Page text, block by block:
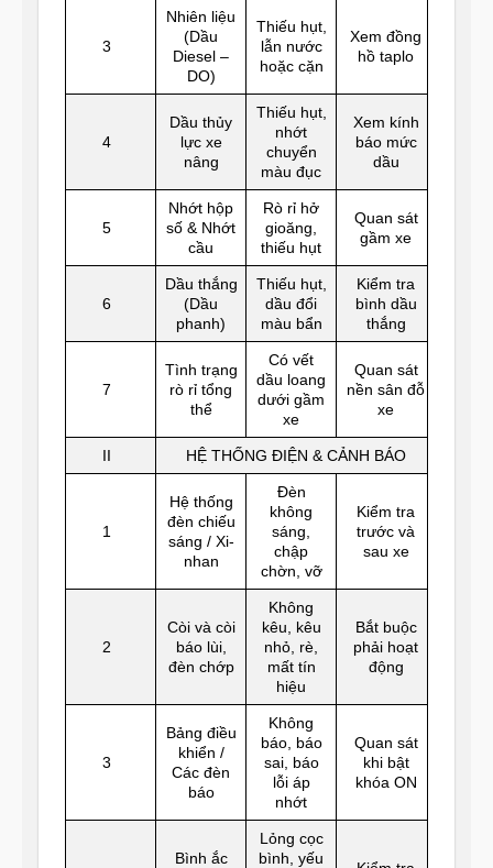
3
Nhiên liệu
(Dầu
Diesel –
DO)
Thiếu hụt,
lẫn nước
hoặc cặn
Xem đồng
hồ taplo
4
Dầu thủy
lực xe
nâng
Thiếu hụt,
nhớt
chuyển
màu đục
Xem kính
báo mức
dầu
5
Nhớt hộp
số & Nhớt
cầu
Rò rỉ hở
gioăng,
thiếu hụt
Quan sát
gầm xe
6
Dầu thắng
(Dầu
phanh)
Thiếu hụt,
dầu đổi
màu bẩn
Kiểm tra
bình dầu
thắng
7
Tình trạng
rò rỉ tổng
thể
Có vết
dầu loang
dưới gầm
xe
Quan sát
nền sân đỗ
xe
II HỆ THỐNG ĐIỆN & CẢNH BÁO
1
Hệ thống
đèn chiếu
sáng / Xi-
nhan
Đèn
không
sáng,
chập
chờn, vỡ
Kiểm tra
trước và
sau xe
2
Còi và còi
báo lùi,
đèn chớp
Không
kêu, kêu
nhỏ, rè,
mất tín
hiệu
Bắt buộc
phải hoạt
động
3
Bảng điều
khiển /
Các đèn
báo
Không
báo, báo
sai, báo
lỗi áp
nhớt
Quan sát
khi bật
khóa ON
Bình ắc
Lỏng cọc
bình, yếu